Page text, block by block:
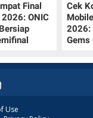
Final
2026: ONIC
Cek
2026:
Gems
Use